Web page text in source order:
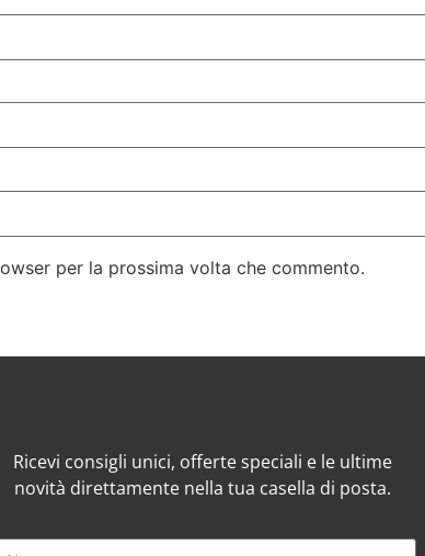
per la prossima volta che commento.
Ricevi consigli unici, offerte speciali e le ultime
novità direttamente nella tua casella di posta.